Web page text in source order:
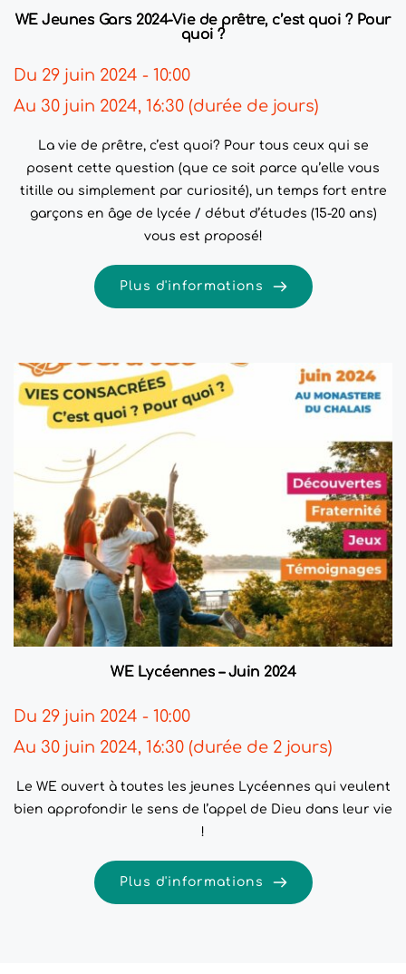
WE Jeunes Gars 2024-Vie de prêtre, c’est quoi ? Pour
quoi ?
Du 29 juin 2024 - 10:00
Au 30 juin 2024, 16:30 (durée de jours)
La vie de prêtre, c’est quoi? Pour tous ceux qui se
posent cette question (que ce soit parce qu’elle vous
titille ou simplement par curiosité), un temps fort entre
garçons en âge de lycée / début d’études (15-20 ans)
vous est proposé!
Plus d'informations
WE Lycéennes – Juin 2024
Du 29 juin 2024 - 10:00
Au 30 juin 2024, 16:30 (durée de 2 jours)
Le WE ouvert à toutes les jeunes Lycéennes qui veulent
bien approfondir le sens de l’appel de Dieu dans leur vie
!
Plus d'informations